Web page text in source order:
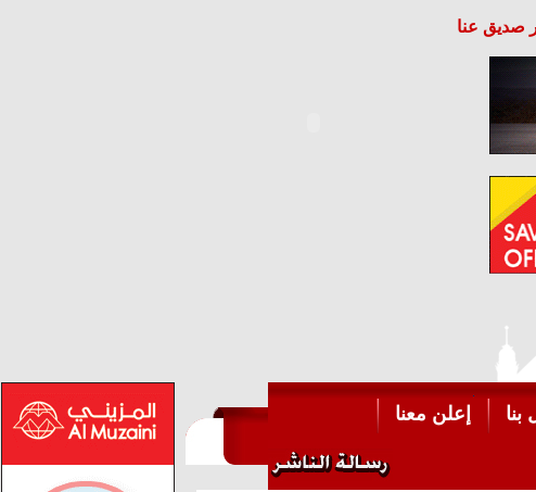
صديق عنا
بنا إعلن معنا